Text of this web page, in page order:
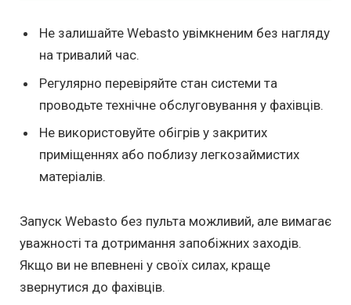
Не залишайте Webasto увімкненим без нагляду
на тривалий час.
Регулярно перевіряйте стан системи та
проводьте технічне обслуговування у фахівців.
Не використовуйте обігрів у закритих
приміщеннях або поблизу легкозаймистих
матеріалів.
Запуск Webasto без пульта можливий, але вимагає
уважності та дотримання запобіжних заходів.
Якщо ви не впевнені у своїх силах, краще
звернутися до фахівців.